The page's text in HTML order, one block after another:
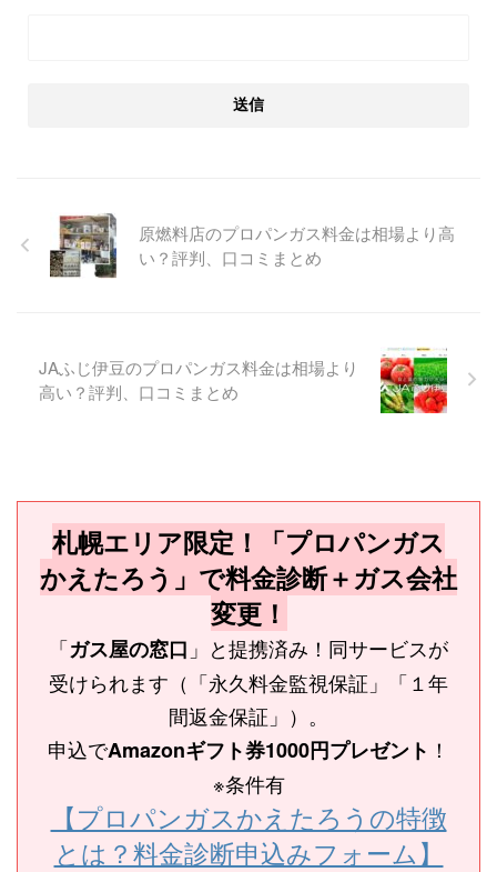
原燃料店のプロパンガス料金は相場より高
い？評判、口コミまとめ
JAふじ伊豆のプロパンガス料金は相場より
高い？評判、口コミまとめ
札幌エリア限定！「プロパンガス
かえたろう」で料金診断＋ガス会社
変更！
「ガス屋の窓口 」と提携済み！同サービスが
受けられます（「永久料金監視保証」「１年
間返金保証」）。
申込でAmazonギフト券1000円プレゼント ！
※条件有
【プロパンガスかえたろうの特徴
とは？料金診断申込みフォーム】